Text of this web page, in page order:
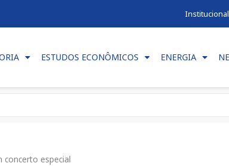
Institucional
ESTUDOS ECONÔMICOS ENERGIA
concerto especial